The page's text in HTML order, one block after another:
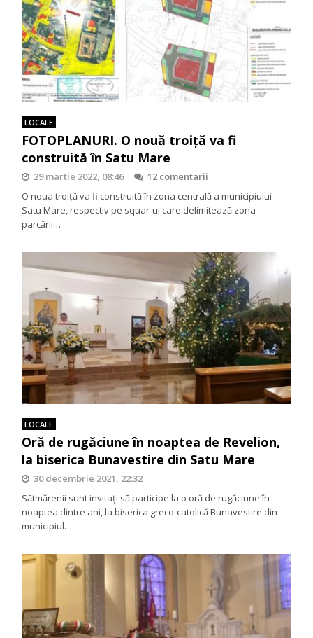
LOCALE
FOTOPLANURI. O nouă troiță va fi
construită în Satu Mare
29 martie 2022, 08:46
12 comentarii
O noua troiță va fi construită în zona centrală a municipiului
Satu Mare, respectiv pe squar-ul care delimitează zona
parcării…
LOCALE
Oră de rugăciune în noaptea de Revelion,
la biserica Bunavestire din Satu Mare
30 decembrie 2021, 22:32
Sătmărenii sunt invitați să participe la o oră de rugăciune în
noaptea dintre ani, la biserica greco-catolică Bunavestire din
municipiul…